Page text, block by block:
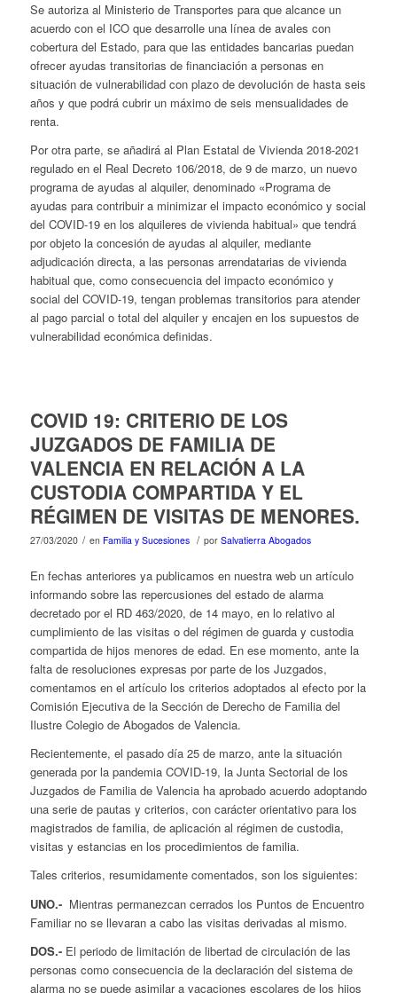
Se autoriza al Ministerio de Transportes para que alcance un
acuerdo con el ICO que desarrolle una línea de avales con
cobertura del Estado, para que las entidades bancarias puedan
ofrecer ayudas transitorias de financiación a personas en
situación de vulnerabilidad con plazo de devolución de hasta seis
años y que podrá cubrir un máximo de seis mensualidades de
renta.
Por otra parte, se añadirá al Plan Estatal de Vivienda 2018-2021
regulado en el Real Decreto 106/2018, de 9 de marzo, un nuevo
programa de ayudas al alquiler, denominado «Programa de
ayudas para contribuir a minimizar el impacto económico y social
del COVID-19 en los alquileres de vivienda habitual» que tendrá
por objeto la concesión de ayudas al alquiler, mediante
adjudicación directa, a las personas arrendatarias de vivienda
habitual que, como consecuencia del impacto económico y
social del COVID-19, tengan problemas transitorios para atender
al pago parcial o total del alquiler y encajen en los supuestos de
vulnerabilidad económica definidas.
COVID 19: CRITERIO DE LOS
JUZGADOS DE FAMILIA DE
VALENCIA EN RELACIÓN A LA
CUSTODIA COMPARTIDA Y EL
RÉGIMEN DE VISITAS DE MENORES.
27/03/2020 / en Familia y Sucesiones / por Salvatierra Abogados
En fechas anteriores ya publicamos en nuestra web un artículo
informando sobre las repercusiones del estado de alarma
decretado por el RD 463/2020, de 14 mayo, en lo relativo al
cumplimiento de las visitas o del régimen de guarda y custodia
compartida de hijos menores de edad. En ese momento, ante la
falta de resoluciones expresas por parte de los Juzgados,
comentamos en el artículo los criterios adoptados al efecto por la
Comisión Ejecutiva de la Sección de Derecho de Familia del
Ilustre Colegio de Abogados de Valencia.
Recientemente, el pasado día 25 de marzo, ante la situación
generada por la pandemia COVID-19, la Junta Sectorial de los
Juzgados de Familia de Valencia ha aprobado acuerdo adoptando
una serie de pautas y criterios, con carácter orientativo para los
magistrados de familia, de aplicación al régimen de custodia,
visitas y estancias en los procedimientos de familia.
Tales criterios, resumidamente comentados, son los siguientes:
UNO.-Mientras permanezcan cerrados los Puntos de Encuentro
Familiar no se llevaran a cabo las visitas derivadas al mismo.
DOS.-El periodo de limitación de libertad de circulación de las
personas como consecuencia de la declaración del sistema de
alarma no se puede asimilar a vacaciones escolares de los hijos